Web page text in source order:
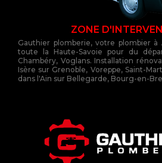
ZONE
Gauthier plomberie, votre plombier
toute la Haute-Savoie pour du
Chambéry, Voglans. Installation
Isère sur Grenoble, Voreppe, Saint-
dans l'Ain sur Bellegarde, Bourg-en-